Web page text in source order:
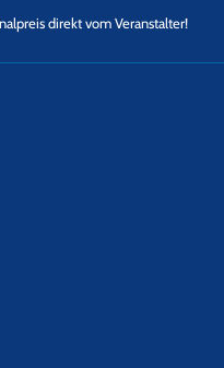
direkt vom Veranstalter!